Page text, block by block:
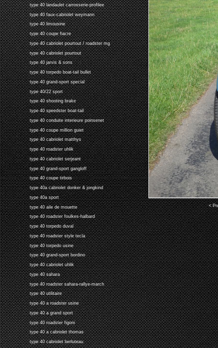
type 40 landaulet carrosserie-profilee
type 40 faux-cabriolet weymann
type 40 limousine
type 40 coupe fiacre
type 40 cabriolet pourtout / roadster mg
type 40 cabriolet pourtout
type 40 jarvis & sons
type 40 torpedo boat-tail bullet
type 40 grand-sport special
type 40/22 sport
type 40 shooting brake
type 40 speedster boat-tail
type 40 conduite interieure poinsenet
type 40 coupe million guiet
type 40 cabriolet matthys
type 40 roadster uhlik
type 40 cabriolet serjeant
type 40 grand-sport gangloff
type 40 coupe tirbois
type 40a cabriolet donker & jongkind
type 40a sport
type 40 aile de mouette
type 40 roadster foulkes-halbard
type 40 torpedo duval
type 40 roadster style tecla
type 40 torpedo usine
type 40 grand-sport bordino
type 40 cabriolet uhlik
type 40 sahara
type 40 roadster sahara-rallye-march
type 40 utilitaire
type 40 a roadster usine
type 40 a grand sport
type 40 roadster figoni
type 40 a cabriolet thomas
type 40 cabriolet berluteau
<